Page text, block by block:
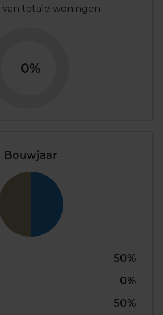
van totale woningen
0%
Bouwjaar
50%
0%
50%